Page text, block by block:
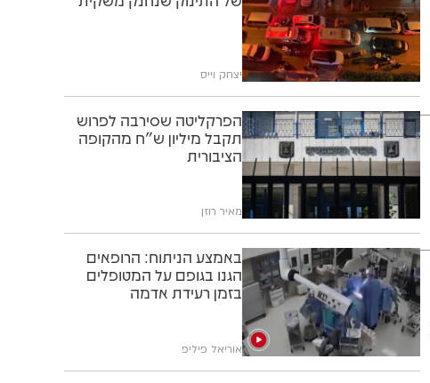
יצחק וייס
הפרקליטה שסירבה לפרוש
תקבל מיליון ש"ח מהקופה
הציבורית
מאיר רוזן
באמצע הניתוח: הרופאים
הגנו בגופם על המטופלים
בזמן רעידת אדמה
אוריאל פיליפ